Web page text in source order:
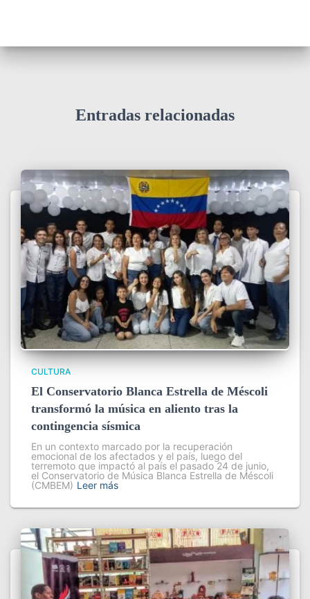
Entradas relacionadas
CULTURA
El Conservatorio Blanca Estrella de Méscoli
transformó la música en aliento tras la
contingencia sísmica
En un contexto marcado por la recuperación
emocional de los afectados y el país, luego del
terremoto que impactó al país el pasado 24 de junio,
el Conservatorio de Música Blanca Estrella de Méscoli
(CMBEM) Leer más